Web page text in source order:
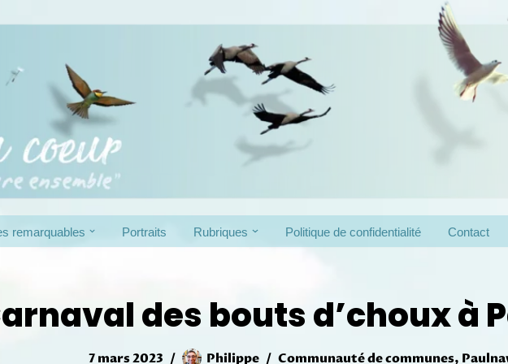
remarquables Portraits Rubriques Politique de confidentialité Contact
des bouts d’choux à
7 mars 2023 Philippe Communauté de communes,